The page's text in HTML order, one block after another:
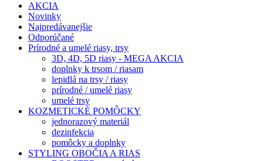
AKCIA
Novinky
Najpredávanejšie
Odporúčané
Prírodné a umelé riasy, trsy
3D, 4D, 5D riasy - MEGA AKCIA
doplnky k trsom / riasam
lepidlá na trsy / riasy
prírodné / umelé riasy
umelé trsy
KOZMETICKÉ POMÔCKY
jednorazový materiál
dezinfekcia
pomôcky a doplnky
STYLING OBOČIA A RIAS